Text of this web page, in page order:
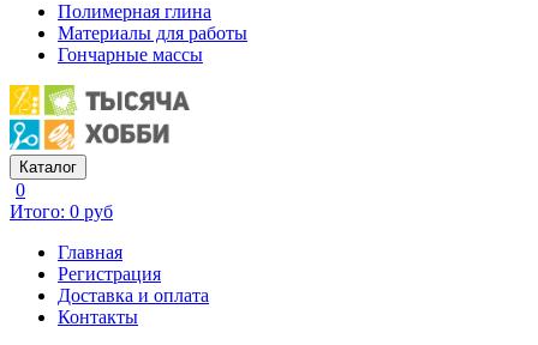
Полимерная глина
Материалы для работы
Гончарные массы
Каталог
0
Итого: 0 руб
Главная
Регистрация
Доставка и оплата
Контакты